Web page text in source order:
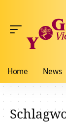
Home News